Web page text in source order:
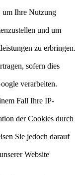
um Ihre Nutzung
und um
zu erbringen.
sofern dies
verarbeiten.
Fall Ihre IP-
der Cookies durch
Sie jedoch darauf
Website